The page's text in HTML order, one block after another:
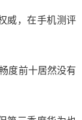
威，在手机测评
度前十居然没有